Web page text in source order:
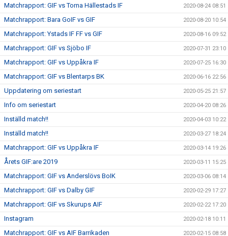
Matchrapport: GIF vs Torna Hällestads IF 2020-08-24 08:51
Matchrapport: Bara GoIF vs GIF 2020-08-20 10:54
Matchrapport: Ystads IF FF vs GIF 2020-08-16 09:52
Matchrapport: GIF vs Sjöbo IF 2020-07-31 23:10
Matchrapport: GIF vs Uppåkra IF 2020-07-25 16:30
Matchrapport: GIF vs Blentarps BK 2020-06-16 22:56
Uppdatering om seriestart 2020-05-25 21:57
Info om seriestart 2020-04-20 08:26
Inställd match!! 2020-04-03 10:22
Inställd match!! 2020-03-27 18:24
Matchrapport: GIF vs Uppåkra IF 2020-03-14 19:26
Årets GIF:are 2019 2020-03-11 15:25
Matchrapport: GIF vs Anderslövs BoIK 2020-03-06 08:14
Matchrapport: GIF vs Dalby GIF 2020-02-29 17:27
Matchrapport: GIF vs Skurups AIF 2020-02-22 17:20
Instagram 2020-02-18 10:11
Matchrapport: GIF vs AIF Barrikaden 2020-02-15 08:58